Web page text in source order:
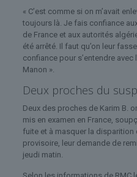
« C’est comme si on m’avait
toujours là. Je fais confiance
de France et aux autorités
été arrêté. Il faut qu’on leur
confiance pour s’entendre
Manon ».
Deux proches du
Deux des proches de Karim B.
mis en examen en France,
fuite et à masquer la disparition
provisoire, leur demande de
jeudi matin.